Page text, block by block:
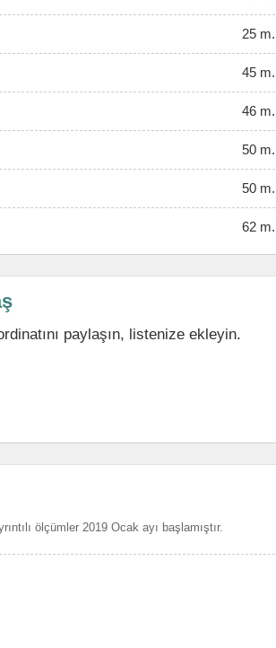
25 m.
45 m.
46 m.
50 m.
50 m.
62 m.
paylaşın, listenize ekleyin.
ölçümler 2019 Ocak ayı başlamıştır.